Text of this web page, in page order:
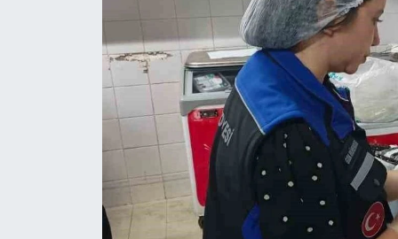
YEREL HABER
Haberde insan